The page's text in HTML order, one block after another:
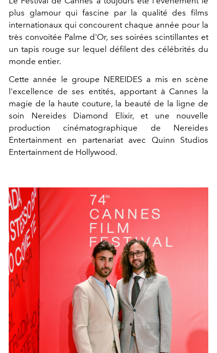
plus glamour qui fascine par la qualité des films
internationaux qui concourent chaque année pour la
très convoitée Palme d'Or, ses soirées scintillantes et
un tapis rouge sur lequel défilent des célébrités du
monde entier.
Cette année le groupe NEREIDES a mis en scène
l'excellence de ses entités, apportant à Cannes la
magie de la haute couture, la beauté de la ligne de
soin Nereides Diamond Elixir, et une nouvelle
production cinématographique de Nereides
Entertainment en partenariat avec Quinn Studios
Entertainment de Hollywood.